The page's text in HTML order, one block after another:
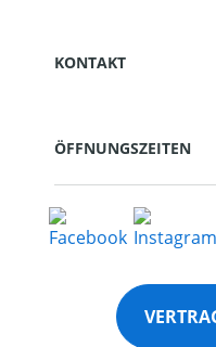
KONTAKT
ÖFFNUNGSZEITEN